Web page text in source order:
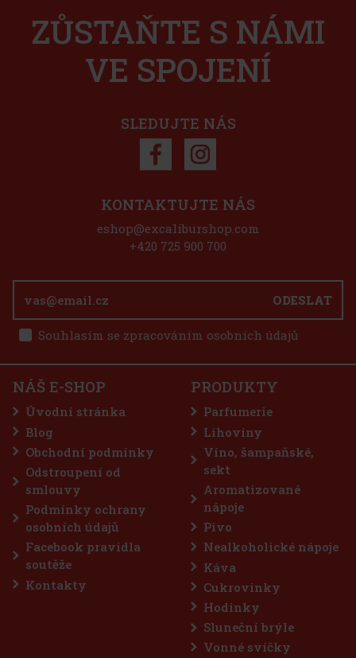
ZŮSTAŇTE S NÁMI
VE SPOJENÍ
SLEDUJTE NÁS
ODESLAT
Souhlasím se zpracováním osobních údajů
KONTAKTUJTE NÁS
eshop@excaliburshop.com
+420 725 900 700
NÁŠ E-SHOP
Úvodní stránka
Blog
Obchodní podmínky
Odstroupení od
smlouvy
Podmínky ochrany
osobních údajů
Facebook pravidla
soutěže
Kontakty
PRODUKTY
Parfumerie
Lihoviny
Víno, šampaňské,
sekt
Aromatizované
nápoje
Pivo
Nealkoholické nápoje
Káva
Cukrovinky
Hodinky
Sluneční brýle
Vonné svíčky